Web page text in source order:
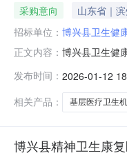
采购意向 山东省｜
招标单位： 博兴县卫生健
正文内容： 博兴县卫生健
兴县基层医疗
足国家法律法
发布时间： 2026-01-12
相关产品：
基层医疗卫生
博兴县精神卫生康